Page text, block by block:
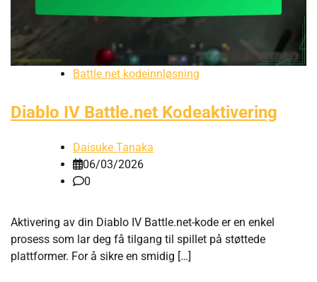
Battle.net kodeinnløsning
Diablo IV Battle.net Kodeaktivering
Daisuke Tanaka
06/03/2026
0
Aktivering av din Diablo IV Battle.net-kode er en enkel
prosess som lar deg få tilgang til spillet på støttede
plattformer. For å sikre en smidig […]